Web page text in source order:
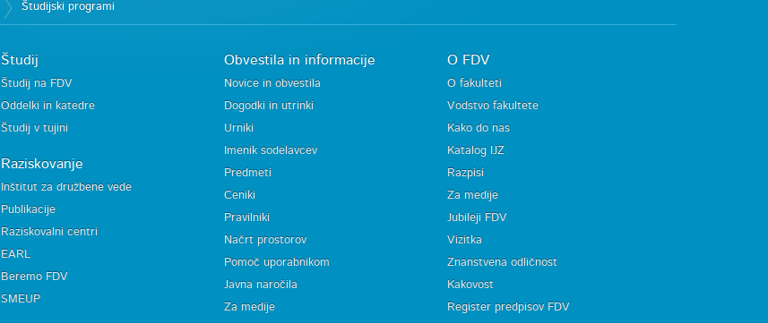
Študijski programi
Študij
Študij na FDV
Oddelki in katedre
Študij v tujini
Raziskovanje
Inštitut za družbene vede
Publikacije
Raziskovalni centri
EARL
Beremo FDV
SMEUP
Obvestila in informacije
Novice in obvestila
Dogodki in utrinki
Urniki
Imenik sodelavcev
Predmeti
Ceniki
Pravilniki
Načrt prostorov
Pomoč uporabnikom
Javna naročila
Za medije
O FDV
O fakulteti
Vodstvo fakultete
Kako do nas
Katalog IJZ
Razpisi
Za medije
Jubileji FDV
Vizitka
Znanstvena odličnost
Kakovost
Register predpisov FDV